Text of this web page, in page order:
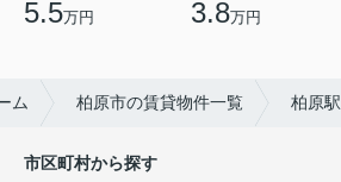
5.5万円 3.8万円
ム 柏原市の賃貸物件一覧 柏原駅
市区町村から探す